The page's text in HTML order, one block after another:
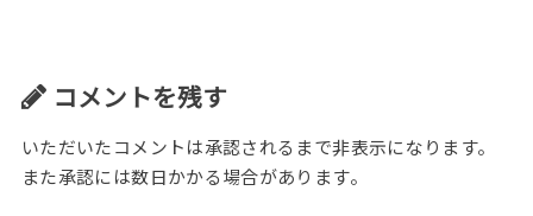
コメントを残す
いただいたコメントは承認されるまで非表示になります。
また承認には数日かかる場合があります。